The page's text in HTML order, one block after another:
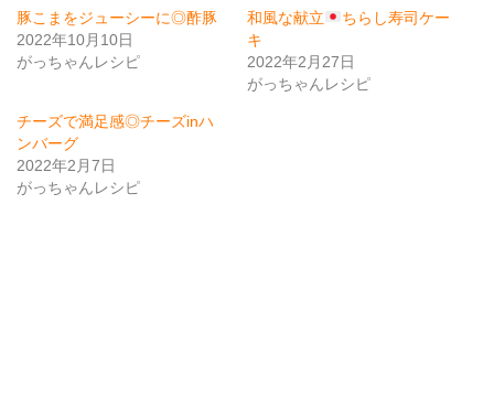
豚こまをジューシーに◎酢豚
2022年10月10日
がっちゃんレシピ
和風な献立
ちらし寿司ケー
キ
2022年2月27日
がっちゃんレシピ
チーズで満足感◎チーズinハ
ンバーグ
2022年2月7日
がっちゃんレシピ